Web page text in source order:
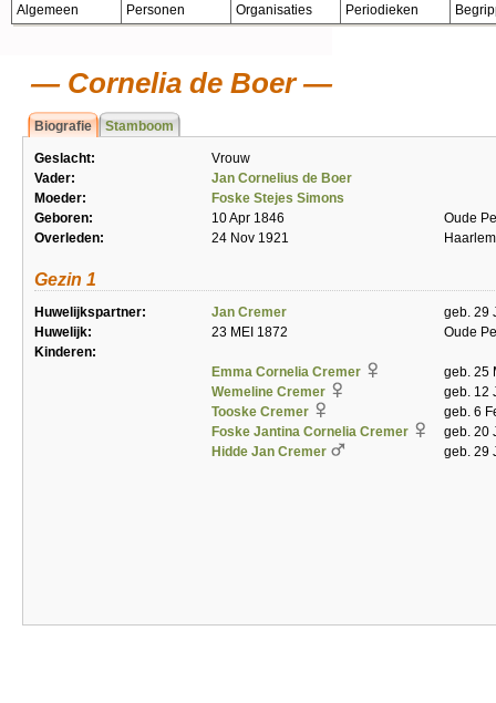
Algemeen Personen Organisaties Periodieken
Cornelia de Boer
Biografie Stamboom
Geslacht:
Vrouw
Vader:
Jan Cornelius de Boer
Moeder:
Foske Stejes Simons
Geboren:
10 Apr 1846
Oude
Overleden:
24 Nov 1921 Haarlem
Gezin 1
Huwelijkspartner: Jan Cremer
geb. 29
Huwelijk:
23 MEI 1872
Oude
Kinderen:
Emma Cornelia Cremer
geb. 25
Wemeline Cremer
geb. 12
Tooske Cremer
geb. 6
Foske Jantina Cornelia Cremer
geb. 20
Hidde Jan Cremer
geb. 29